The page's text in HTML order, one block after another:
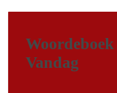
Vandag